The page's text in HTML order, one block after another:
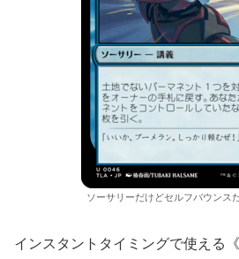
ソーサリーだけどセルフバウンス
インスタントタイミングで使える